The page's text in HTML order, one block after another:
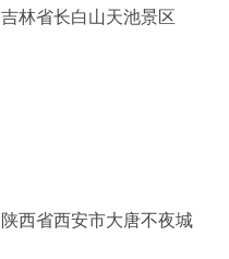
吉林省长白山天池景区
陕西省西安市大唐不夜城